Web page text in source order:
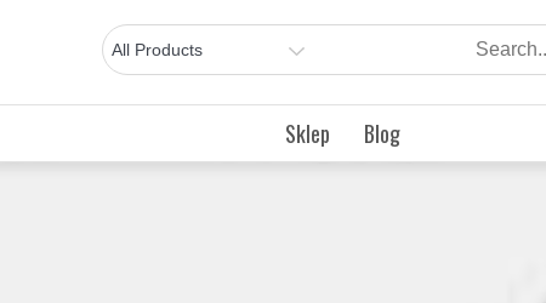
Sklep Blog